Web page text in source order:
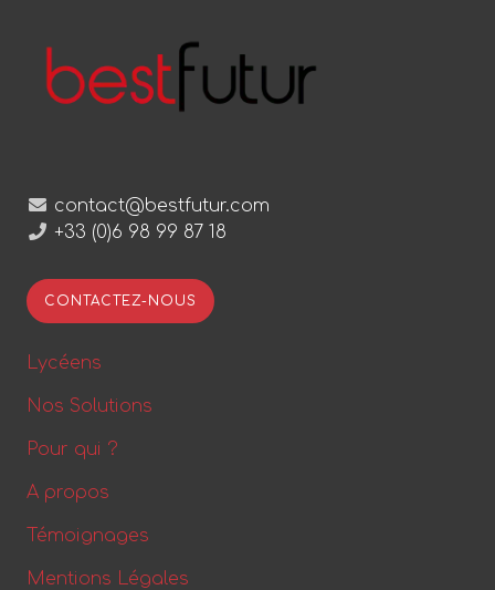
contact@bestfutur.com
+33 (0)6 98 99 87 18
CONTACTEZ-NOUS
Lycéens
Nos Solutions
Pour qui ?
A propos
Témoignages
Mentions Légales